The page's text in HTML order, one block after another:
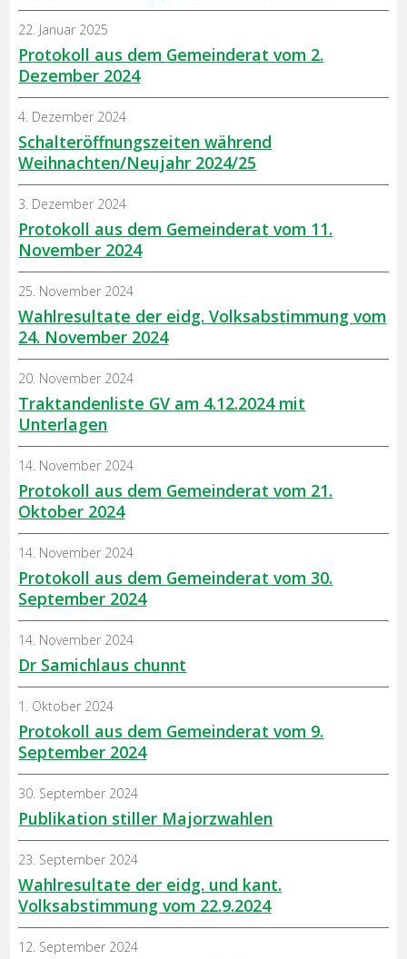
Protokoll aus dem Gemeinderat vom 2.
Dezember 2024
22. Januar 2025
Schalteröffnungszeiten während
Weihnachten/Neujahr 2024/25
4. Dezember 2024
Protokoll aus dem Gemeinderat vom 11.
November 2024
3. Dezember 2024
Wahlresultate der eidg. Volksabstimmung vom
24. November 2024
25. November 2024
Traktandenliste GV am 4.12.2024 mit
Unterlagen
20. November 2024
Protokoll aus dem Gemeinderat vom 21.
Oktober 2024
14. November 2024
Protokoll aus dem Gemeinderat vom 30.
September 2024
14. November 2024
Dr Samichlaus chunnt
14. November 2024
Protokoll aus dem Gemeinderat vom 9.
September 2024
1. Oktober 2024
Publikation stiller Majorzwahlen
30. September 2024
Wahlresultate der eidg. und kant.
Volksabstimmung vom 22.9.2024
23. September 2024
12. September 2024